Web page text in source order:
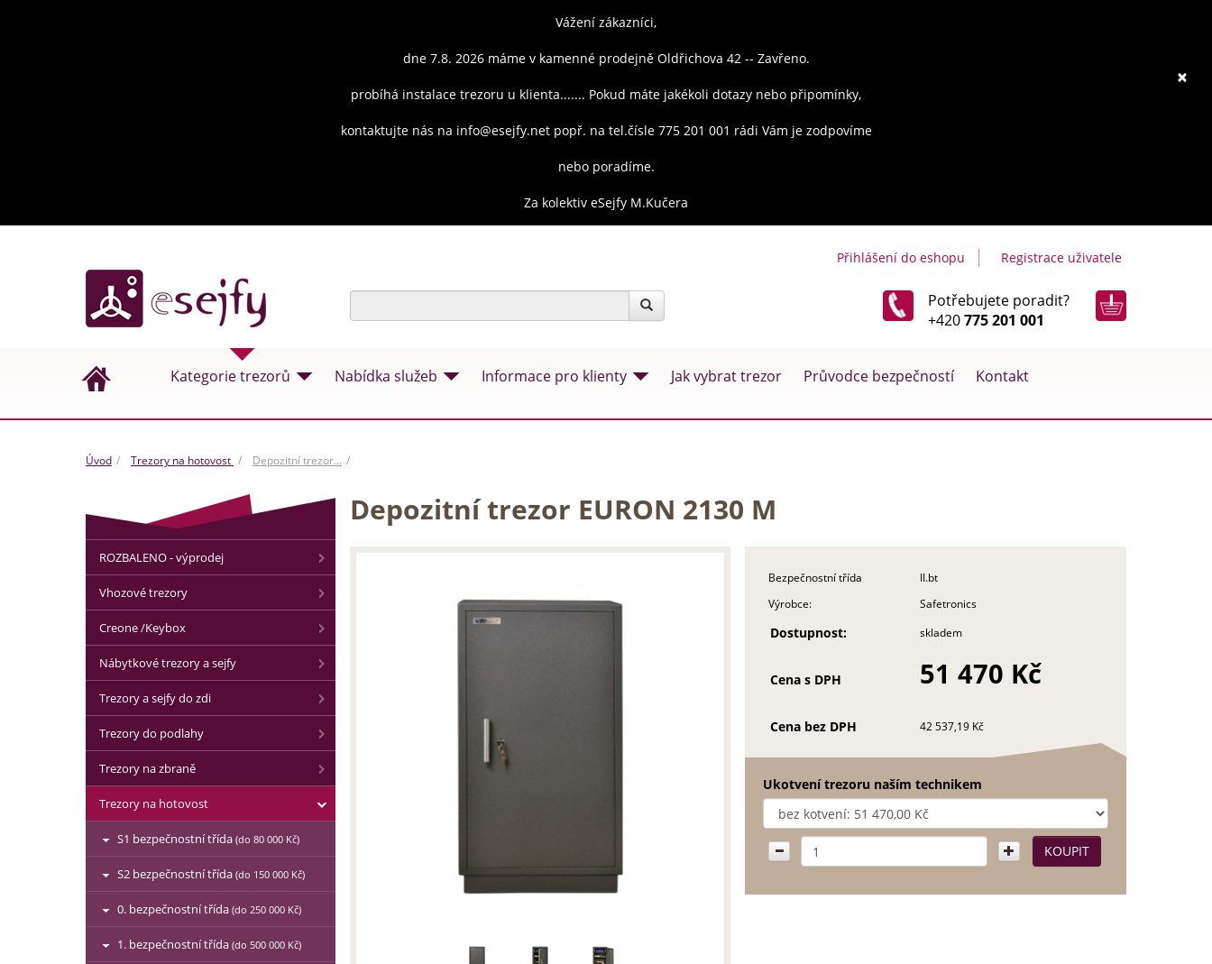
×
Vážení zákazníci,
dne 7.8. 2026 máme v kamenné prodejně Oldřichova 42 -- Zavřeno.
probíhá instalace trezoru u klienta....... Pokud máte jakékoli dotazy nebo připomínky,
kontaktujte nás na info@esejfy.net popř. na tel.čísle 775 201 001 rádi Vám je zodpovíme
nebo poradíme.
Za kolektiv eSejfy M.Kučera
Přihlášení do eshopu Registrace uživatele
Potřebujete poradit?
+420775 201 001
Kategorie trezorů Nabídka služeb Informace pro klienty Jak vybrat trezor Průvodce bezpečností Kontakt
Úvod Trezory na hotovost Depozitní trezor…
Depozitní trezor EURON 2130 M
Bezpečnostní třída
II.bt
Výrobce:
Safetronics
Dostupnost: skladem
Cena s DPH 51 470 Kč
Cena bez DPH 42 537,19 Kč
Ukotvení trezoru naším technikem
ROZBALENO - výprodej
Vhozové trezory
Creone /Keybox
Nábytkové trezory a sejfy
Trezory a sejfy do zdi
Trezory do podlahy
Trezory na zbraně
Trezory na hotovost
S1 bezpečnostní třída (do 80 000 Kč)
S2 bezpečnostní třída (do 150 000 Kč)
0. bezpečnostní třída (do 250 000 Kč)
1. bezpečnostní třída (do 500 000 Kč)